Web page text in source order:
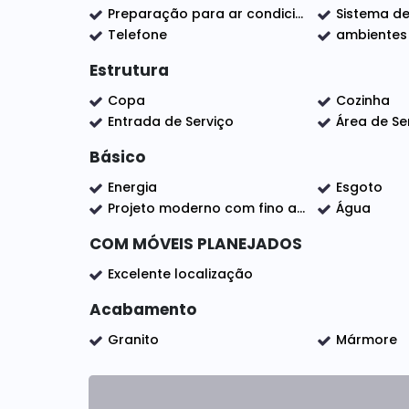
Mezanino
Diferenciais:
Excelente estado de conservação
Espaço interno e externo amplo e
Localização estratégica com fácil acesso
de eventos ou para estabelecimentos
Redes de farmácias
Supermercados
Preparação para ar condicionado
Sistema
Telefone
Estrutura
Copa Cozinha
Entrada de Serviço
Área de
Básico
Energia Esgoto
Projeto moderno com fino acabamento
Água
COM MÓVEIS PLANEJADOS
Excelente localização
Acabamento
Granito Mármore